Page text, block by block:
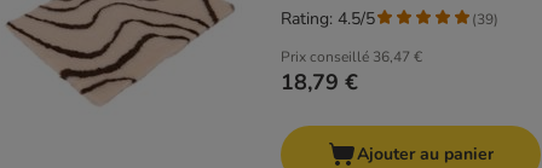
Prix conseillé 36,47 €
18,79 €
Rating: 4.5/5 (39)
Ajouter au panier